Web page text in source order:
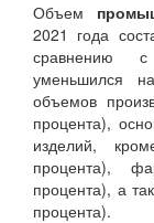
Объем
2021 года
сравнению
уменьшился
объемов
процента),
изделий,
процента),
процента), а
процента).